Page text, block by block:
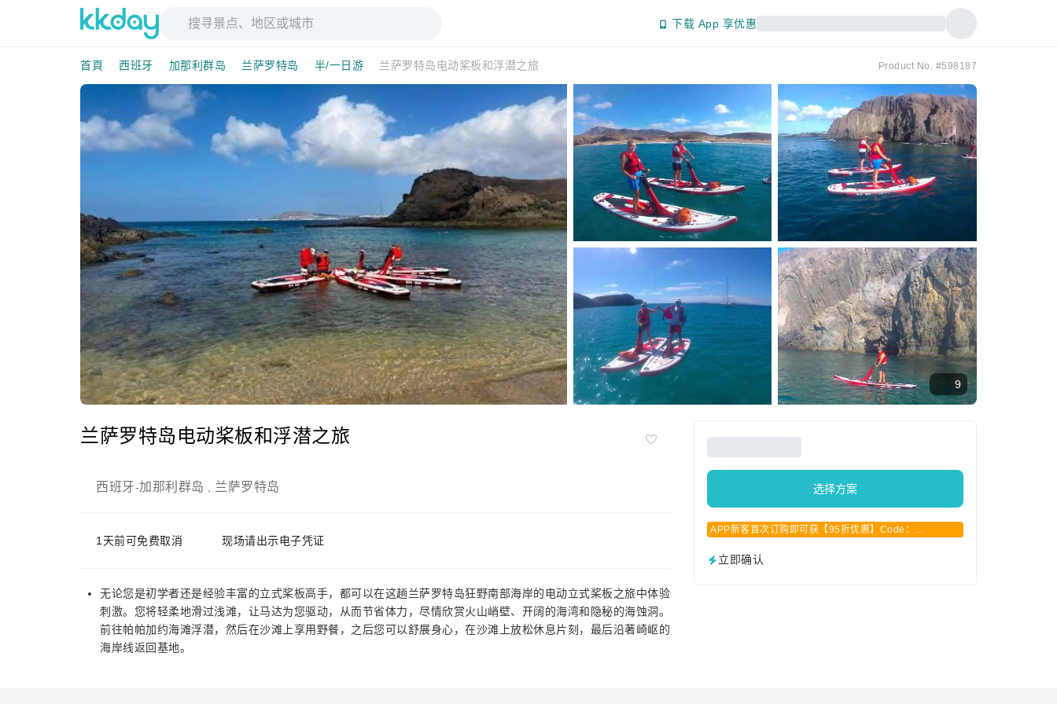
下载 App 享优惠
首頁 西班牙 加那利群岛 兰萨罗特岛 半/一日游 兰萨罗特岛电动桨板和浮潜之旅 Product No. #598187
9
兰萨罗特岛电动桨板和浮潜之旅
西班牙-加那利群岛 兰萨罗特岛
1天前可免费取消 现场请出示电子凭证
无论您是初学者还是经验丰富的立式桨板高手，都可以在这趟兰萨罗特岛狂野南部海岸的电动立式桨板之旅中体验
刺激。您将轻柔地滑过浅滩，让马达为您驱动，从而节省体力，尽情欣赏火山峭壁、开阔的海湾和隐秘的海蚀洞。
前往帕帕加约海滩浮潜，然后在沙滩上享用野餐，之后您可以舒展身心，在沙滩上放松休息片刻，最后沿著崎岖的
海岸线返回基地。
选择方案
APP新客首次订购即可获【95折优惠】Code：
立即确认